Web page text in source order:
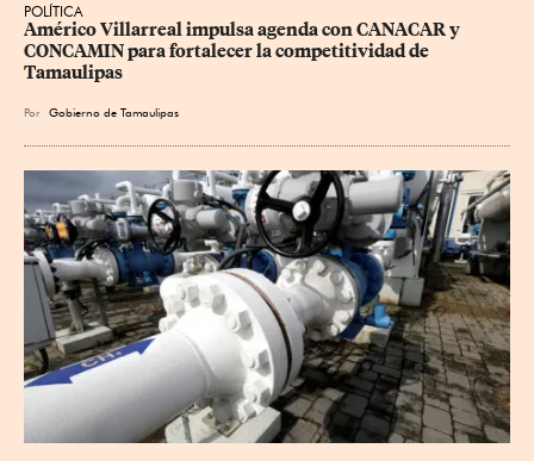
POLÍTICA
Américo Villarreal impulsa agenda con CANACAR y
CONCAMIN para fortalecer la competitividad de
Tamaulipas
Por Gobierno de Tamaulipas